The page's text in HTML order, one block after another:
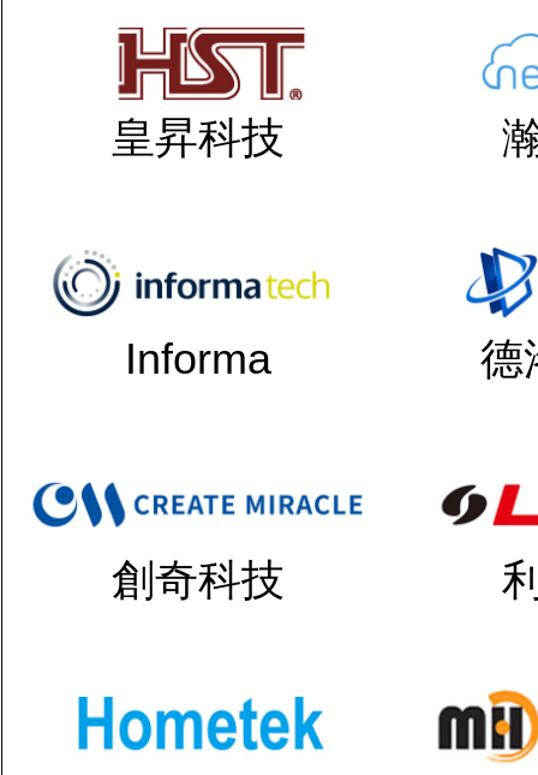
皇昇科技
Informa 德
創奇科技